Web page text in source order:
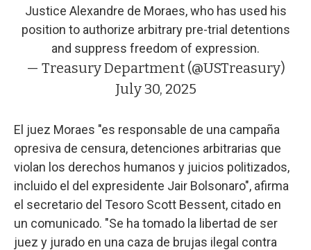
Justice Alexandre de Moraes, who has used his
position to authorize arbitrary pre-trial detentions
and suppress freedom of expression.
— Treasury Department (@USTreasury)
July 30, 2025
El juez Moraes "es responsable de una campaña
opresiva de censura, detenciones arbitrarias que
violan los derechos humanos y juicios politizados,
incluido el del expresidente Jair Bolsonaro", afirma
el secretario del Tesoro Scott Bessent, citado en
un comunicado. "Se ha tomado la libertad de ser
juez y jurado en una caza de brujas ilegal contra